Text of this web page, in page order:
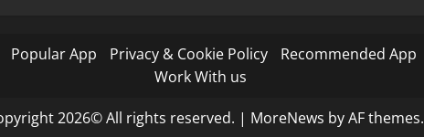
Popular App Privacy & Cookie Policy Recommended App
Work With us
2026© All rights reserved. | MoreNews by AF themes.